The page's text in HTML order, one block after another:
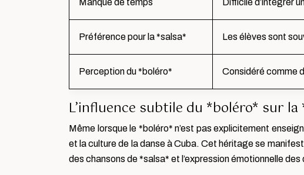
Manque de temps Difficile d’intégrer
Préférence pour la *salsa* Les élèves sont
Perception du *boléro* Considéré comme
L’influence subtile du *boléro* sur
Même lorsque le *boléro* n’est pas explicitement
et la culture de la danse à Cuba. Cet héritage se
des chansons de *salsa* et l’expression émotionnelle des